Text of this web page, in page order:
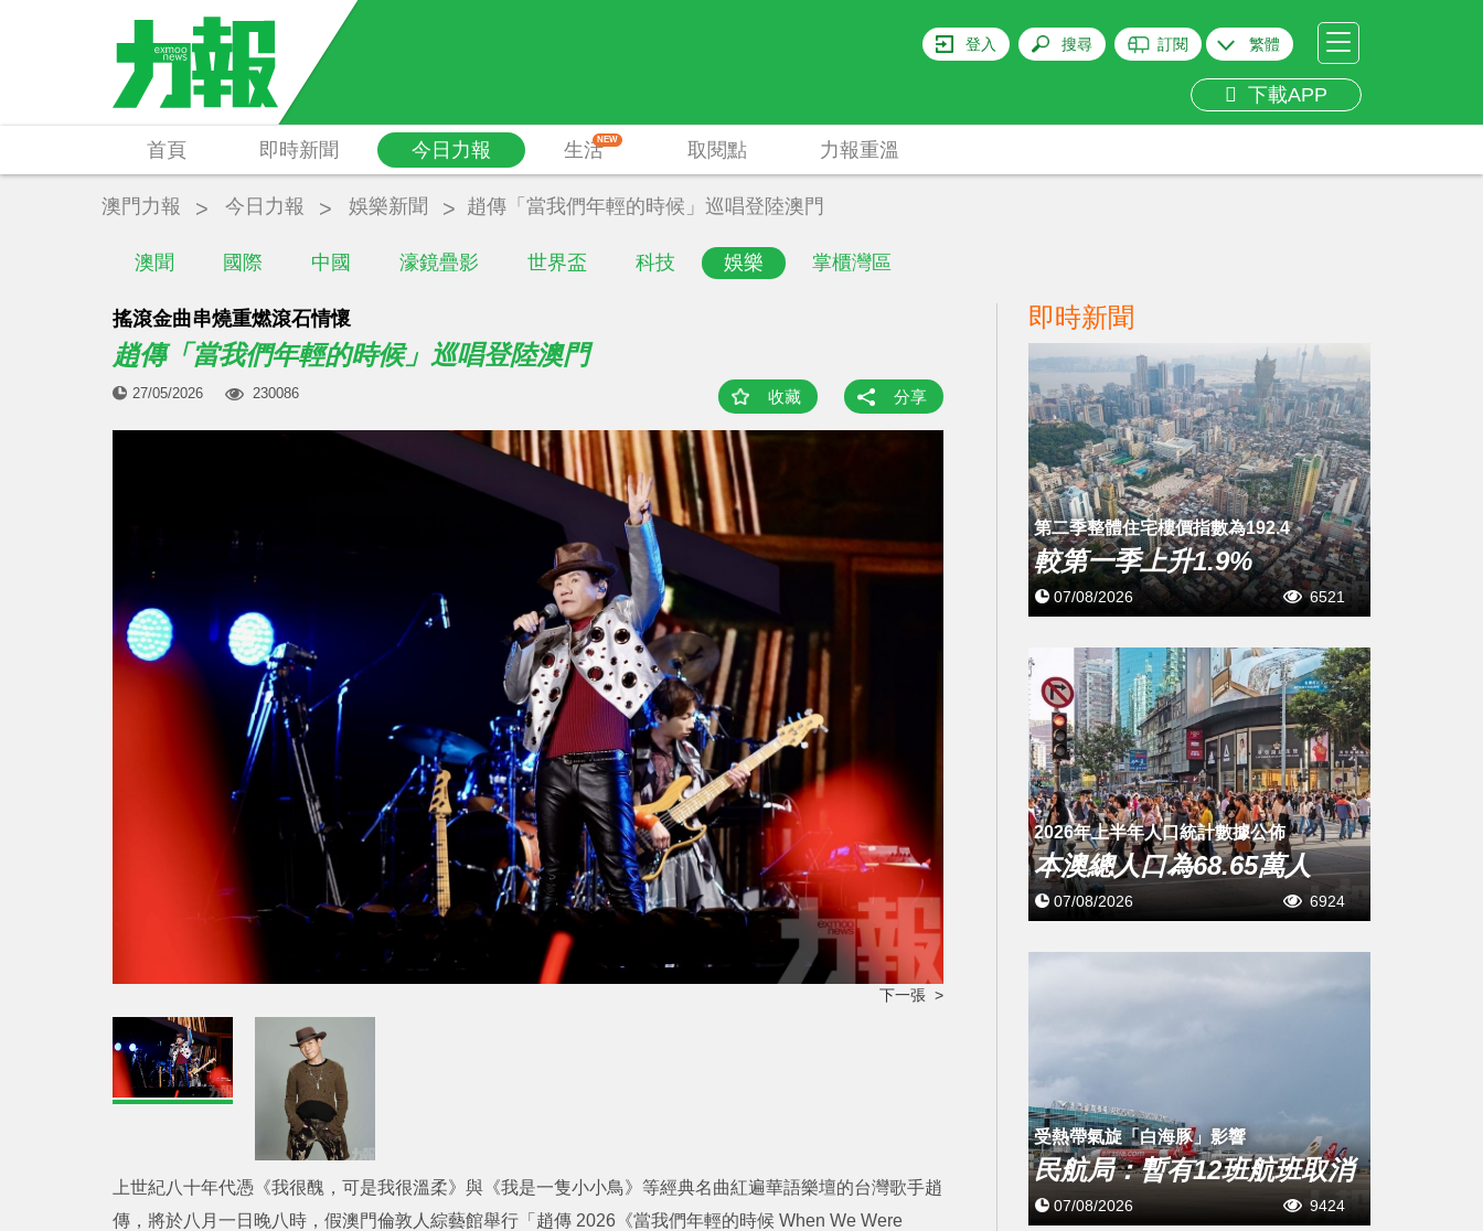
登入 搜尋 訂閱 繁體
下載APP
首頁 即時新聞 今日力報
澳聞 國際 中國 濠鏡疊影 世界盃 科技 娛樂 掌櫃灣區
生活NEW 取閱點 力報重溫
澳門力報 今日力報 娛樂新聞 趙傳「當我們年輕的時候」巡唱登陸澳門
搖滾金曲串燒重燃滾石情懷
趙傳「當我們年輕的時候」巡唱登陸澳門
27/05/2026 230086 收藏 分享
下一張 >
上世紀八十年代憑《我很醜，可是我很溫柔》與《我是一隻小小鳥》等經典名曲紅遍華語樂壇的台灣歌手趙
傳，將於八月一日晚八時，假澳門倫敦人綜藝館舉行「趙傳 2026《當我們年輕的時候 When We Were
即時新聞
第二季整體住宅樓價指數為192.4
較第一季上升1.9%
07/08/2026 6521
2026年上半年人口統計數據公佈
本澳總人口為68.65萬人
07/08/2026 6924
受熱帶氣旋「白海豚」影響
民航局：暫有12班航班取消
07/08/2026 9424